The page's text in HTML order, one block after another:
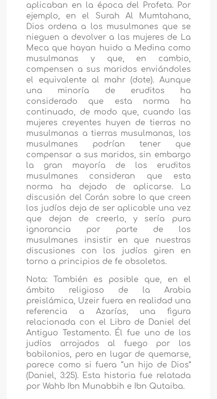
aplicaban en la época del Profeta. Por
ejemplo, en el Surah Al Mumtahana,
Dios ordena a los musulmanes que se
nieguen a devolver a las mujeres de La
Meca que hayan huido a Medina como
musulmanas y que, en cambio,
compensen a sus maridos enviándoles
el equivalente al mahr (dote). Aunque
una minoría de eruditos ha
considerado que esta norma ha
continuado, de modo que, cuando las
mujeres creyentes huyen de tierras no
musulmanas a tierras musulmanas, los
musulmanes podrían tener que
compensar a sus maridos, sin embargo
la gran mayoría de los eruditos
musulmanes consideran que esta
norma ha dejado de aplicarse. La
discusión del Corán sobre lo que creen
los judíos deja de ser aplicable una vez
que dejan de creerlo, y sería pura
ignorancia por parte de los
musulmanes insistir en que nuestras
discusiones con los judíos giren en
torno a principios de fe obsoletos.
Nota: También es posible que, en el
ámbito religioso de la Arabia
preislámica, Uzeir fuera en realidad una
referencia a Azarías, una figura
relacionada con el Libro de Daniel del
Antiguo Testamento. Él fue uno de los
judíos arrojados al fuego por los
babilonios, pero en lugar de quemarse,
parece como si fuera “un hijo de Dios”
(Daniel, 3:25). Esta historia fue relatada
por Wahb Ibn Munabbih e Ibn Qutaiba.